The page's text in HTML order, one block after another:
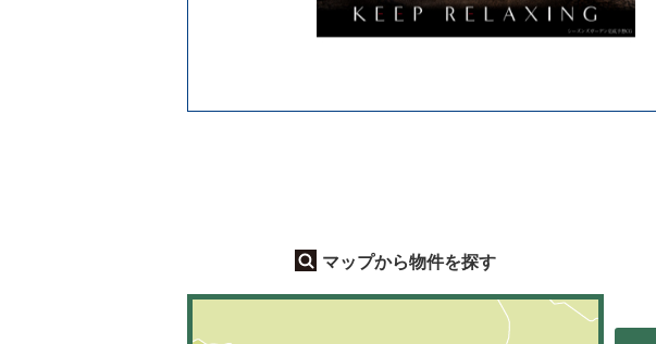
マップから物件を探す